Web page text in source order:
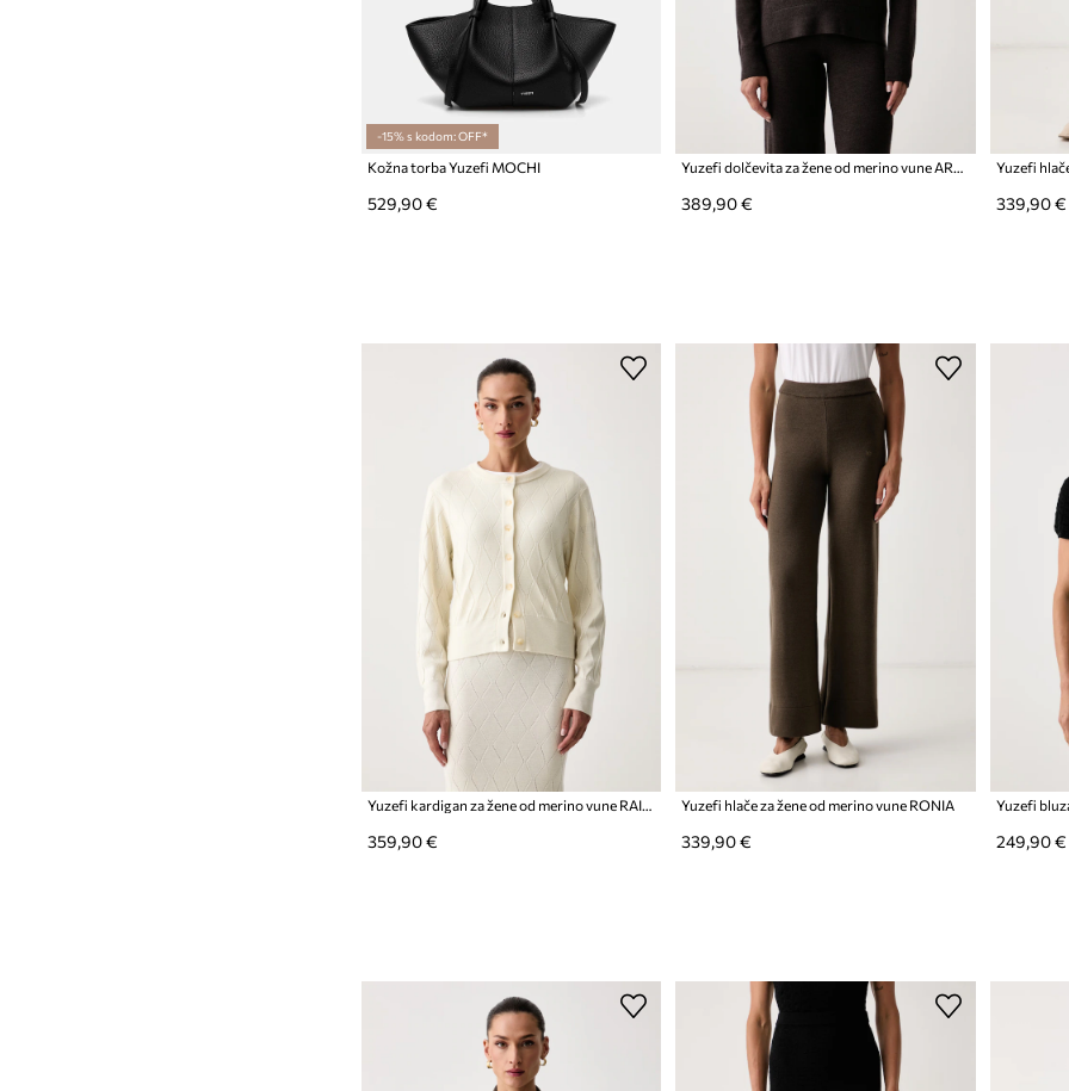
-15% s kodom: OFF*
Kožna torba Yuzefi MOCHI
529,90 € 389,90 €
Yuzefi
339,90 €
Yuzefi kardigan za žene od merino vune RAINA
359,90 €
Yuzefi hlače za žene od merino vune RONIA
339,90 € 249,90 €